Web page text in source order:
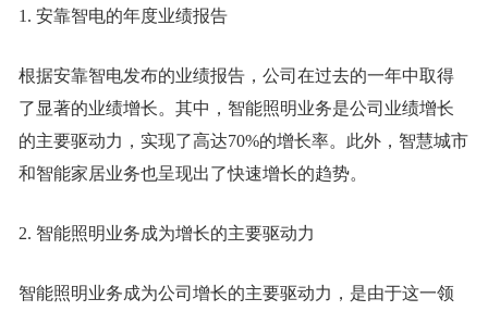
1. 安靠智电的年度业绩报告
根据安靠智电发布的业绩报告，公司在过去的一年中取得
了显著的业绩增长。其中，智能照明业务是公司业绩增长
的主要驱动力，实现了高达70%的增长率。此外，智慧城市
和智能家居业务也呈现出了快速增长的趋势。
2. 智能照明业务成为增长的主要驱动力
智能照明业务成为公司增长的主要驱动力，是由于这一领